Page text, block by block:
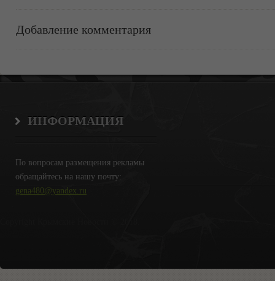
Добавление комментария
ИНФОРМАЦИЯ
По вопросам размещения рекламы
обращайтесь на нашу почту:
gena480@yandex.ru